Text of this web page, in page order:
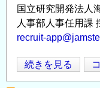
国立研究開発法人
人事部人事任用課
recruit-
国
立
続きを見る